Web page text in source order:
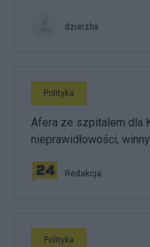
dzierzba
Polityka
Afera ze szpitalem dla
nieprawidłowości,
Redakcja
Polityka